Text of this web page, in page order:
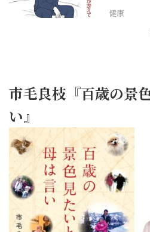
健康
市毛良枝『百歳の景
い』